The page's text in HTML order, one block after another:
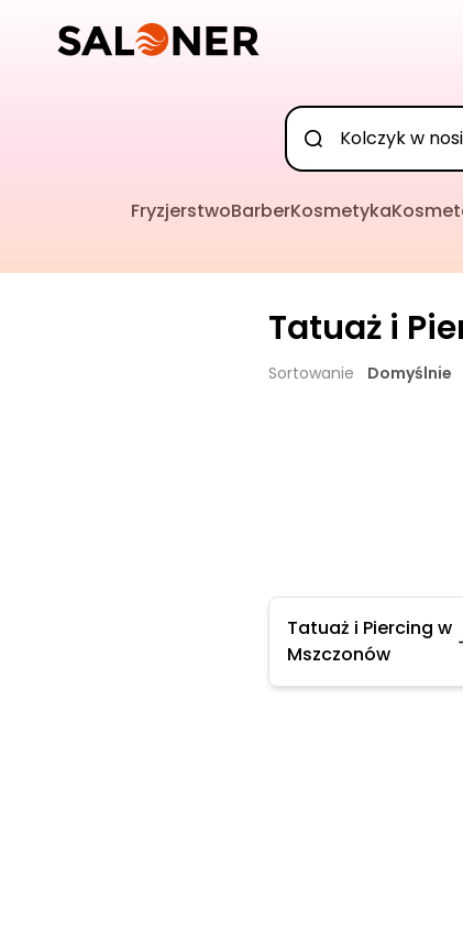
FryzjerstwoBarberKosmetyka
Tatuaż i
Sortowanie Domyślnie
Tatuaż i Piercing w
Mszczonów